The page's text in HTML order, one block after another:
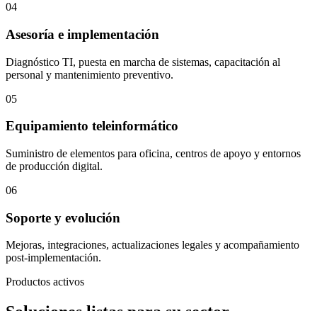
04
Asesoría e implementación
Diagnóstico TI, puesta en marcha de sistemas, capacitación al
personal y mantenimiento preventivo.
05
Equipamiento teleinformático
Suministro de elementos para oficina, centros de apoyo y entornos
de producción digital.
06
Soporte y evolución
Mejoras, integraciones, actualizaciones legales y acompañamiento
post-implementación.
Productos activos